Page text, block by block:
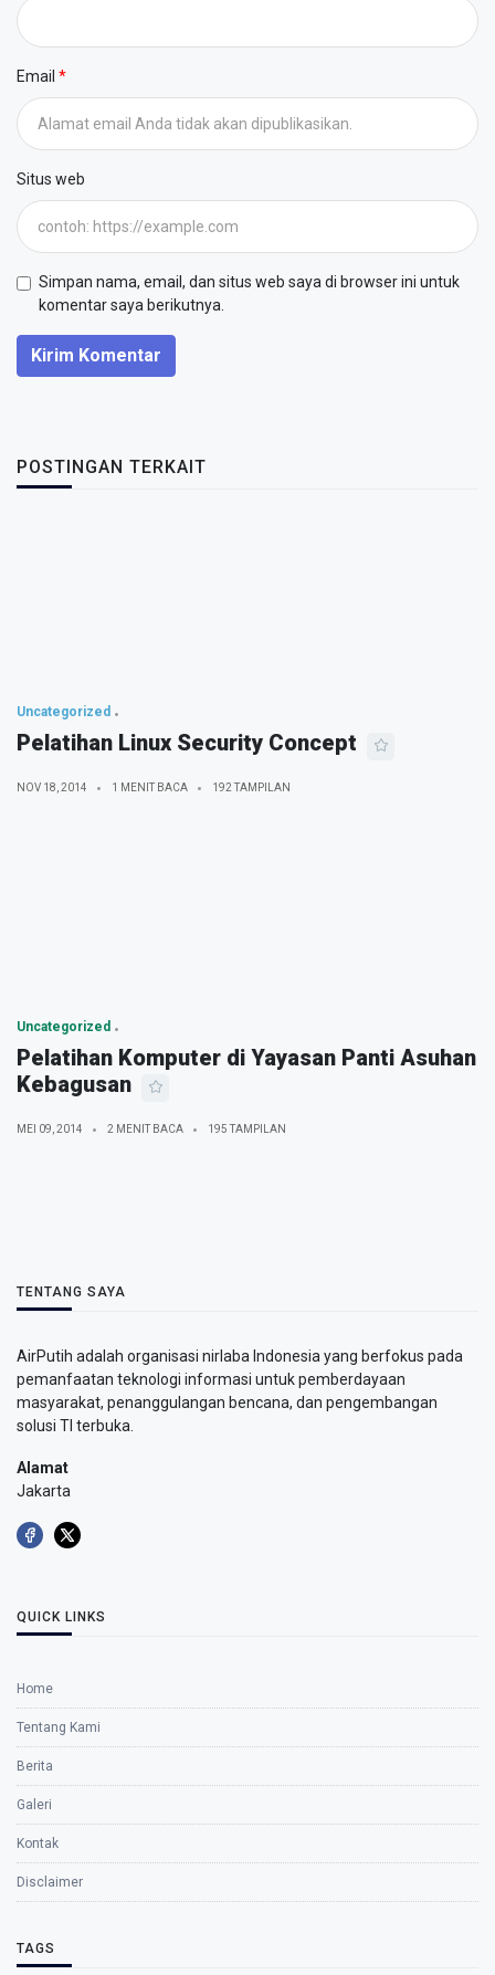
Email
Situs web
Simpan nama, email, dan situs web saya di browser ini untuk
komentar saya berikutnya.
Kirim Komentar
POSTINGAN TERKAIT
Uncategorized
Pelatihan Linux Security Concept
NOV 18, 2014 1 MENIT BACA 192 TAMPILAN
Uncategorized
Pelatihan Komputer di Yayasan Panti Asuhan
Kebagusan
MEI 09, 2014 2 MENIT BACA 195 TAMPILAN
TENTANG SAYA
AirPutih adalah organisasi nirlaba Indonesia yang berfokus pada
pemanfaatan teknologi informasi untuk pemberdayaan
masyarakat, penanggulangan bencana, dan pengembangan
solusi TI terbuka.
Alamat
Jakarta
QUICK LINKS
Home
Tentang Kami
Berita
Galeri
Kontak
Disclaimer
TAGS